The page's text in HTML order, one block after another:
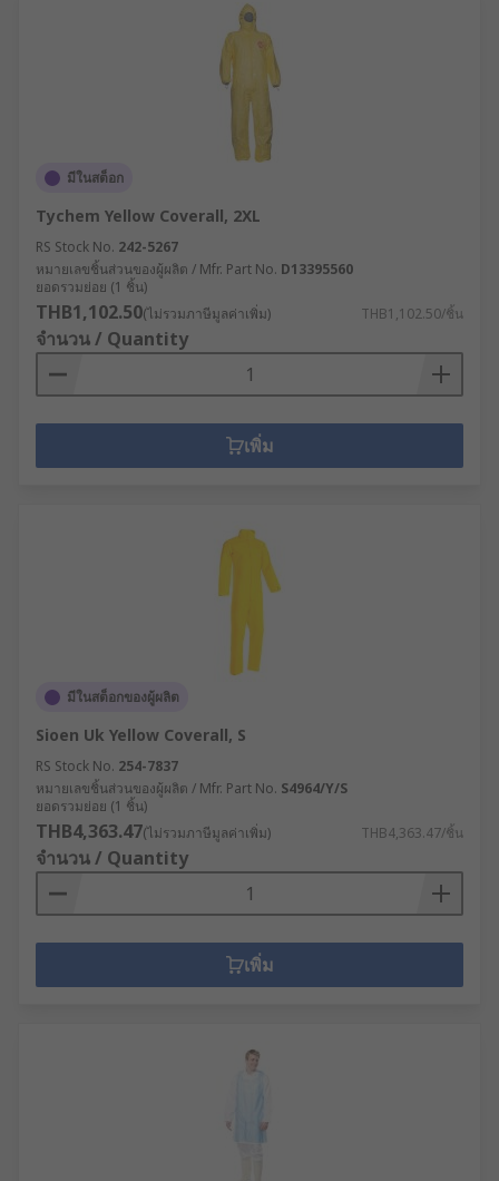
มีในสต็อก
Tychem Yellow Coverall, 2XL
RS Stock No. 242-5267
หมายเลขชิ้นส่วนของผู้ผลิต / Mfr. Part No. D13395560
ยอดรวมย่อย (1 ชิ้น)
THB1,102.50(ไม่รวมภาษีมูลค่าเพิ่ม) THB1,102.50/ชิ้น
จำนวน / Quantity
เพิ่ม
มีในสต็อกของผู้ผลิต
Sioen Uk Yellow Coverall, S
RS Stock No. 254-7837
หมายเลขชิ้นส่วนของผู้ผลิต / Mfr. Part No. S4964/Y/S
ยอดรวมย่อย (1 ชิ้น)
THB4,363.47(ไม่รวมภาษีมูลค่าเพิ่ม) THB4,363.47/ชิ้น
จำนวน / Quantity
เพิ่ม